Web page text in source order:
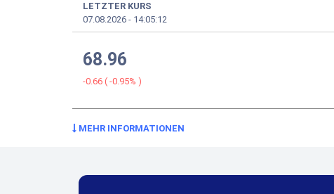
LETZTER KURS
07.08.2026 - 14:05:12
68.96
-0.66 ( -0.95% )
MEHR INFORMATIONEN